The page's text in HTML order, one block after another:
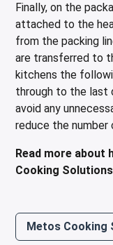
Finally, on the
attached to the
from the packing
are transferred to
kitchens the
through to the last
avoid any
reduce the number
Read more about
Cooking
Metos Cooking